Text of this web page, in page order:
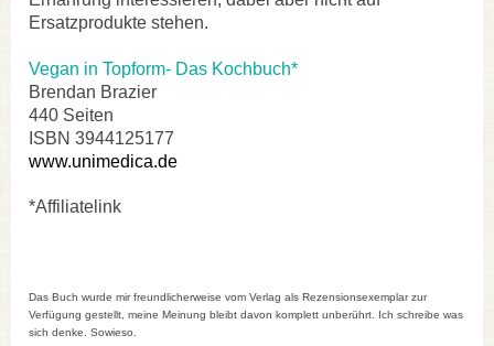
Ersatzprodukte stehen.
Vegan in Topform- Das Kochbuch*
Brendan Brazier
440 Seiten
ISBN 3944125177
www.unimedica.de
*Affiliatelink
Das Buch wurde mir freundlicherweise vom Verlag als Rezensionsexemplar zur
Verfügung gestellt, meine Meinung bleibt davon komplett unberührt. Ich schreibe was
sich denke. Sowieso.